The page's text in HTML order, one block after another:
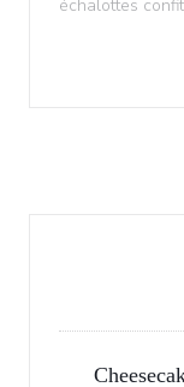
échalottes